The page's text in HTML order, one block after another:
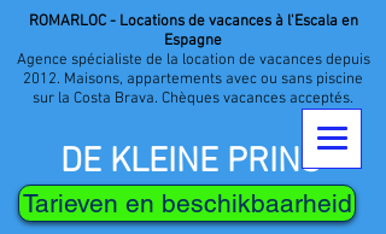
ROMARLOC - Locations de vacances à l'Escala en
Espagne
Agence spécialiste de la location de vacances depuis
2012. Maisons, appartements avec ou sans piscine
sur la Costa Brava. Chèques vacances acceptés.
DE KLEINE PRINS
Tarieven en beschikbaarheid